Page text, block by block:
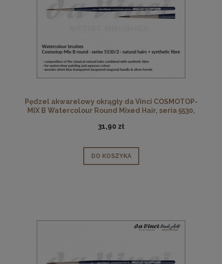
Pędzel akwarelowy okrągły da Vinci COSMOTOP-
MIX B Watercolour Round Mixed Hair, seria 5530,
31,90 zł
DO KOSZYKA